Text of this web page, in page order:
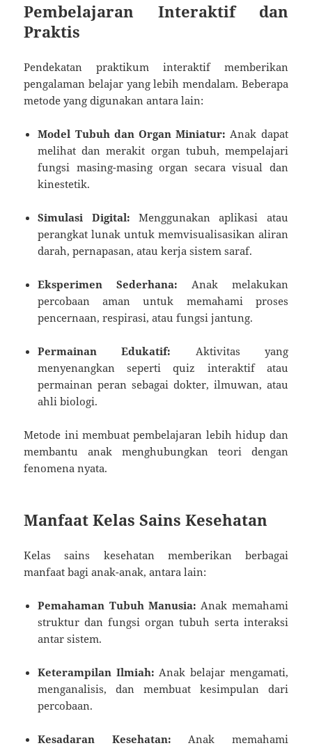
Pembelajaran Interaktif dan
Praktis
Pendekatan praktikum interaktif memberikan
pengalaman belajar yang lebih mendalam. Beberapa
metode yang digunakan antara lain:
Model Tubuh dan Organ Miniatur: Anak dapat
melihat dan merakit organ tubuh, mempelajari
fungsi masing-masing organ secara visual dan
kinestetik.
Simulasi Digital: Menggunakan aplikasi atau
perangkat lunak untuk memvisualisasikan aliran
darah, pernapasan, atau kerja sistem saraf.
Eksperimen Sederhana: Anak melakukan
percobaan aman untuk memahami proses
pencernaan, respirasi, atau fungsi jantung.
Permainan Edukatif: Aktivitas yang
menyenangkan seperti quiz interaktif atau
permainan peran sebagai dokter, ilmuwan, atau
ahli biologi.
Metode ini membuat pembelajaran lebih hidup dan
membantu anak menghubungkan teori dengan
fenomena nyata.
Manfaat Kelas Sains Kesehatan
Kelas sains kesehatan memberikan berbagai
manfaat bagi anak-anak, antara lain:
Pemahaman Tubuh Manusia: Anak memahami
struktur dan fungsi organ tubuh serta interaksi
antar sistem.
Keterampilan Ilmiah: Anak belajar mengamati,
menganalisis, dan membuat kesimpulan dari
percobaan.
Kesadaran Kesehatan: Anak memahami